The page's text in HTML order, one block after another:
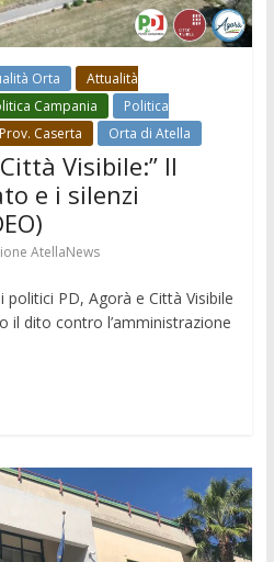
Orta
Attualità
Campania
Politica
Prov. Caserta Orta di Atella
Visibile:” Il
e i silenzi
AtellaNews
politici PD, Agorà e Città Visibile
il dito contro l’amministrazione